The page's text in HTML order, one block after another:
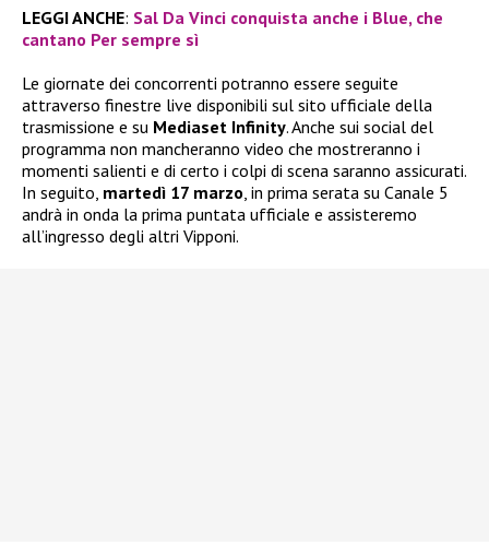
LEGGI ANCHE: Sal Da Vinci conquista anche i Blue, che
cantano Per sempre sì
Le giornate dei concorrenti potranno essere seguite
attraverso finestre live disponibili sul sito ufficiale della
trasmissione e su Mediaset Infinity. Anche sui social del
programma non mancheranno video che mostreranno i
momenti salienti e di certo i colpi di scena saranno assicurati.
In seguito, martedì 17 marzo, in prima serata su Canale 5
andrà in onda la prima puntata ufficiale e assisteremo
all’ingresso degli altri Vipponi.